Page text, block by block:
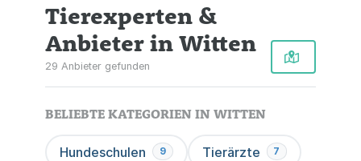
Tierexperten &
Anbieter in Witten
29 Anbieter gefunden
BELIEBTE KATEGORIEN IN WITTEN
Hundeschulen 9 Tierärzte 7